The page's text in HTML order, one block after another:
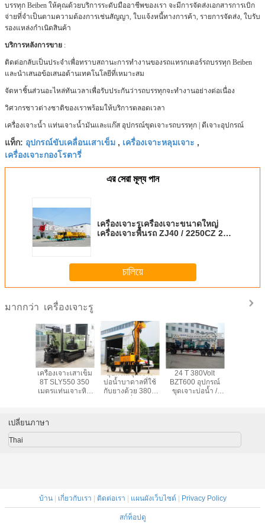
บรรทุก Beiben ให้คุณด้วยบริการระดับมืออาชีพของเรา จะมีการจัดส่งเอกสารการเบิก
จ่ายที่จำเป็นตามความต้องการเช่นสัญญา, ใบแจ้งหนี้ทางการค้า, รายการจัดส่ง, ใบรับ
รองแหล่งกำเนิดสินค้า
บริการหลังการขาย :
ติดต่อกลับเป็นประจำเพื่อทราบสถานะการทำงานของรถแทรกเตอร์รถบรรทุก Beiben
และนำเสนอข้อเสนอด้านเทคโนโลยีที่เหมาะสม
จัดหาชิ้นส่วนอะไหล่ทันเวลาเพื่อรับประกันว่ารถบรรทุกจะทำงานอย่างต่อเนื่อง
วิศวกรชาวต่างชาติของเราพร้อมให้บริการตลอดเวลา
เครื่องเจาะน้ำ แท่นเจาะน้ำมันและแก๊ส อุปกรณ์ขุดเจาะรถบรรทุก | ดีเจาะอุปกรณ์
แท็ก: อุปกรณ์ขับเคลื่อนเสาเข็ม , เครื่องเจาะหลุมเจาะ ,
เครื่องเจาะกองโรตารี่
এর সেরা মূল্য পান
เครื่องเจาะรูเครื่องเจาะขนาดใหญ่
เครื่องเจาะพื้นรถ ZJ40 / 2250CZ 2 ×
চালিয়ে
มากกว่า เครื่องเจาะรู
เครื่องเจาะเสาเข็ม
8T SLY550 350
เมตรแท่นเจาะหิน
อุปกรณ์ขุดเจาะ
บ่อน้ำบาดาลที่ใช้
กับยางด้วย 380V
24 T 380Volt
BZT600 อุปกรณ์
ขุดเจาะบ่อน้ำ /
เปลี่ยนภาษา
Thai
บ้าน| เกี่ยวกับเรา | ติดต่อเรา | แผนผังเว็บไซต์ | Privacy Policy
สก์ท็อปดู